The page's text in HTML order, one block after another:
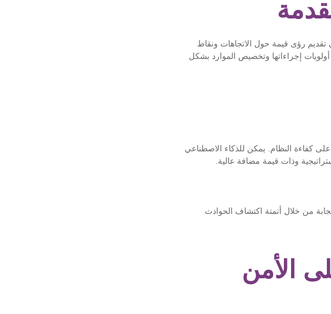
تقديم رؤى قيمة حول الاتجاهات ونقاط
إجراءاتها وتخصيص الموارد بشكل
على كفاءة النظام. يمكن للذكاء الاصطناعي
وذات قيمة مضافة عالية.
من خلال أتمتة اكتشاف الحوادث
الأمن